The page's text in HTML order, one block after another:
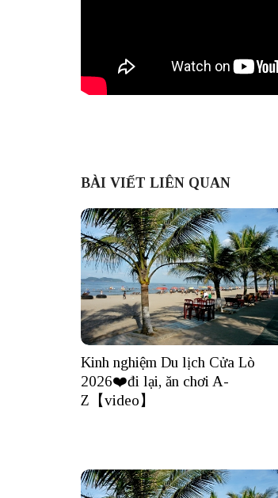
BÀI VIẾT LIÊN QUAN
Kinh nghiệm Du lịch Cửa Lò
2026❤️đi lại, ăn chơi A-
Z【video】